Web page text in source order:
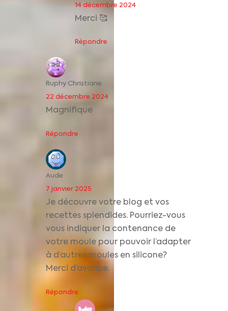
14 décembre 2024
Merci 🥰
Répondre
Ruphy Christiane
22 décembre 2024
Magnifique
Répondre
Aude
7 janvier 2025
Je découvre votre blog et vos
recettes splendides. Pourriez-vous
vous indiquer la contenance de
votre moule pour pouvoir l’adapter
à d’autres moules en silicone?
Merci d’avance.
Répondre